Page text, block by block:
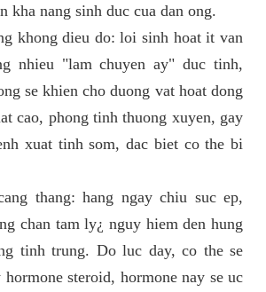
kha nang sinh duc cua dan ong.
khong dieu do: loi sinh hoat it van
nhieu "lam chuyen ay" duc tinh,
se khien cho duong vat hoat dong
cao, phong tinh thuong xuyen, gay
xuat tinh som, dac biet co the bi
thang: hang ngay chiu suc ep,
chan tam ly¿ nguy hiem den hung
tinh trung. Do luc day, co the se
hormone steroid, hormone nay se uc